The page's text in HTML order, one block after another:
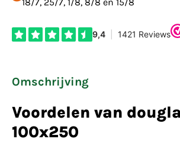
Omschrijving
Voordelen van
100x250